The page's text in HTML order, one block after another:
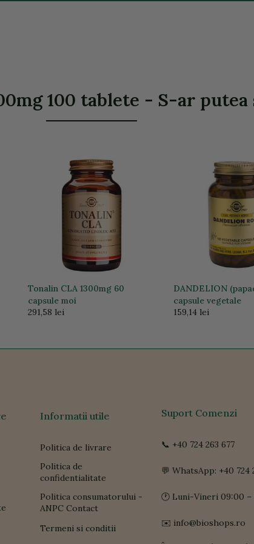
100 tablete - S-ar putea
Tonalin CLA 1300mg 60
capsule moi
291,58 lei
DANDELION
capsule vegetale
159,14 lei
Informatii utile
Politica de livrare
Politica de
confidentialitate
Politica consumatorului -
ANPC Contact
Termeni si conditii
Suport Comenzi
📞 +40 724 263 677
💬 WhatsApp: +40 724
🕐 Luni-Vineri 09:00 –
✉️ info@bioshops.ro